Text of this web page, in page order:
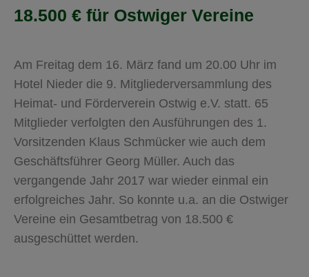
18.500 € für Ostwiger Vereine
Am Freitag dem 16. März fand um 20.00 Uhr im
Hotel Nieder die 9. Mitgliederversammlung des
Heimat- und Förderverein Ostwig e.V. statt. 65
Mitglieder verfolgten den Ausführungen des 1.
Vorsitzenden Klaus Schmücker wie auch dem
Geschäftsführer Georg Müller. Auch das
vergangende Jahr 2017 war wieder einmal ein
erfolgreiches Jahr. So konnte u.a. an die Ostwiger
Vereine ein Gesamtbetrag von 18.500 €
ausgeschüttet werden.